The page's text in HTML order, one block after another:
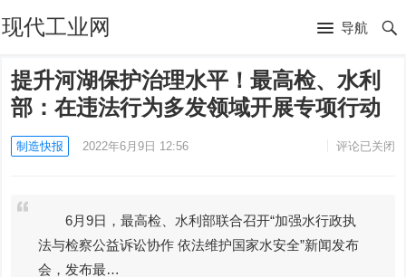
现代工业网 导航
提升河湖保护治理水平！最高检、水利
部：在违法行为多发领域开展专项行动
制造快报 2022年6月9日 12:56 评论已关闭
6月9日，最高检、水利部联合召开“加强水行政执
法与检察公益诉讼协作 依法维护国家水安全”新闻发布
会，发布最…